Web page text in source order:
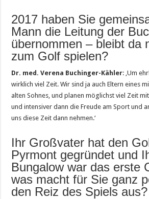
2017 haben Sie
Mann die Leitung der
übernommen – bleibt da
zum Golf spielen?
Dr. med. Verena Buchinger-Kähler: ‚Um
wirklich viel Zeit. Wir sind ja auch Eltern eines
alten Sohnes, und planen möglichst viel Zeit
und intensiver dann die Freude am Sport und
uns diese Zeit dann nehmen.‘
Ihr Großvater hat den
Pyrmont gegründet und
Bungalow war das erste
was macht für Sie ganz
den Reiz des Spiels aus?